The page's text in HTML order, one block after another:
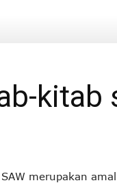
kitab
merupakan